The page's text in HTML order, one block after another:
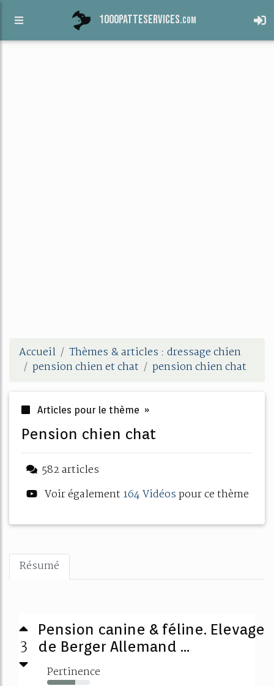
1000patteservices.com
Accueil
Thèmes & articles : dressage chien
pension chien et chat
pension chien chat
Articles pour le thème »
pension chien chat
582 articles
Voir également 164 Vidéospour ce thème
Résumé
3
Pension canine & féline. Elevage
de Berger Allemand ...
Pertinence